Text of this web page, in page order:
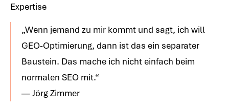
Expertise
„Wenn jemand zu mir kommt und sagt, ich will
GEO-Optimierung, dann ist das ein separater
Baustein. Das mache ich nicht einfach beim
normalen SEO mit.“
— Jörg Zimmer